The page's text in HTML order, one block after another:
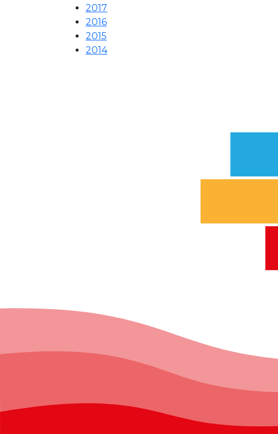
2017
2016
2015
2014